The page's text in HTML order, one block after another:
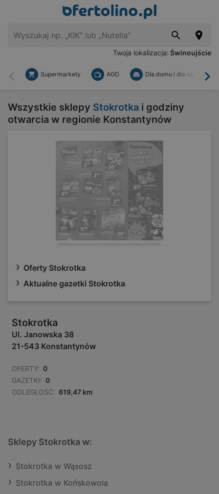
Twoja lokalizacja: Świnoujście
Wstecz
Supermarkety AGD Dla domu i dla ogrodu
Wszystkie sklepy Stokrotka i godziny
otwarcia w regionie Konstantynów
Oferty Stokrotka
Aktualne gazetki Stokrotka
Stokrotka
Ul. Janowska 38
21-543 Konstantynów
OFERTY: 0
GAZETKI: 0
ODLEGŁOŚĆ: 619,47 km
Sklepy Stokrotka w:
Stokrotka w Wąsosz
Stokrotka w Końskowola